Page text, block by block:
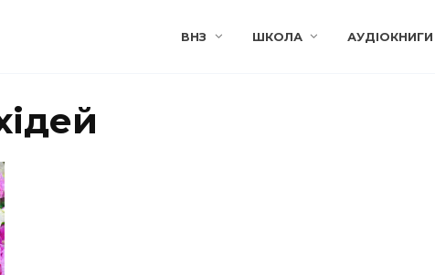
ВНЗ ШКОЛА АУДІОКНИГИ